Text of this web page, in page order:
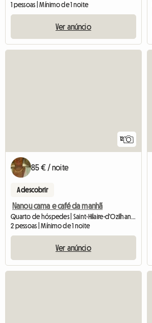
1 pessoas | Mínimo de 1 noite
Ver anúncio
12
85 € / noite
A descobrir
Nanou cama e café da manhã
Quarto de hóspedes | Saint-Hilaire-d'Ozilhan (30210) | 13 M2
2 pessoas | Mínimo de 1 noite
Ver anúncio